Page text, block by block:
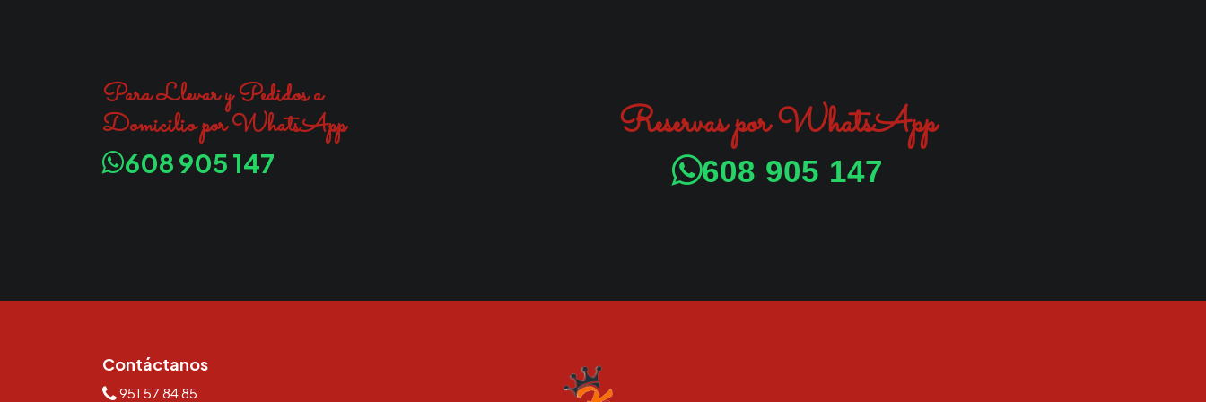
Para Llevar y Pedidos a
Domicilio por WhatsApp
608 905 147
Reservas por WhatsApp
608 905 147
Contáctanos
951 57 84 85